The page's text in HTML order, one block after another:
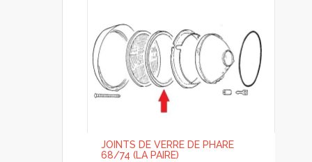
JOINTS DE VERRE DE PHARE
68/74 (LA PAIRE)